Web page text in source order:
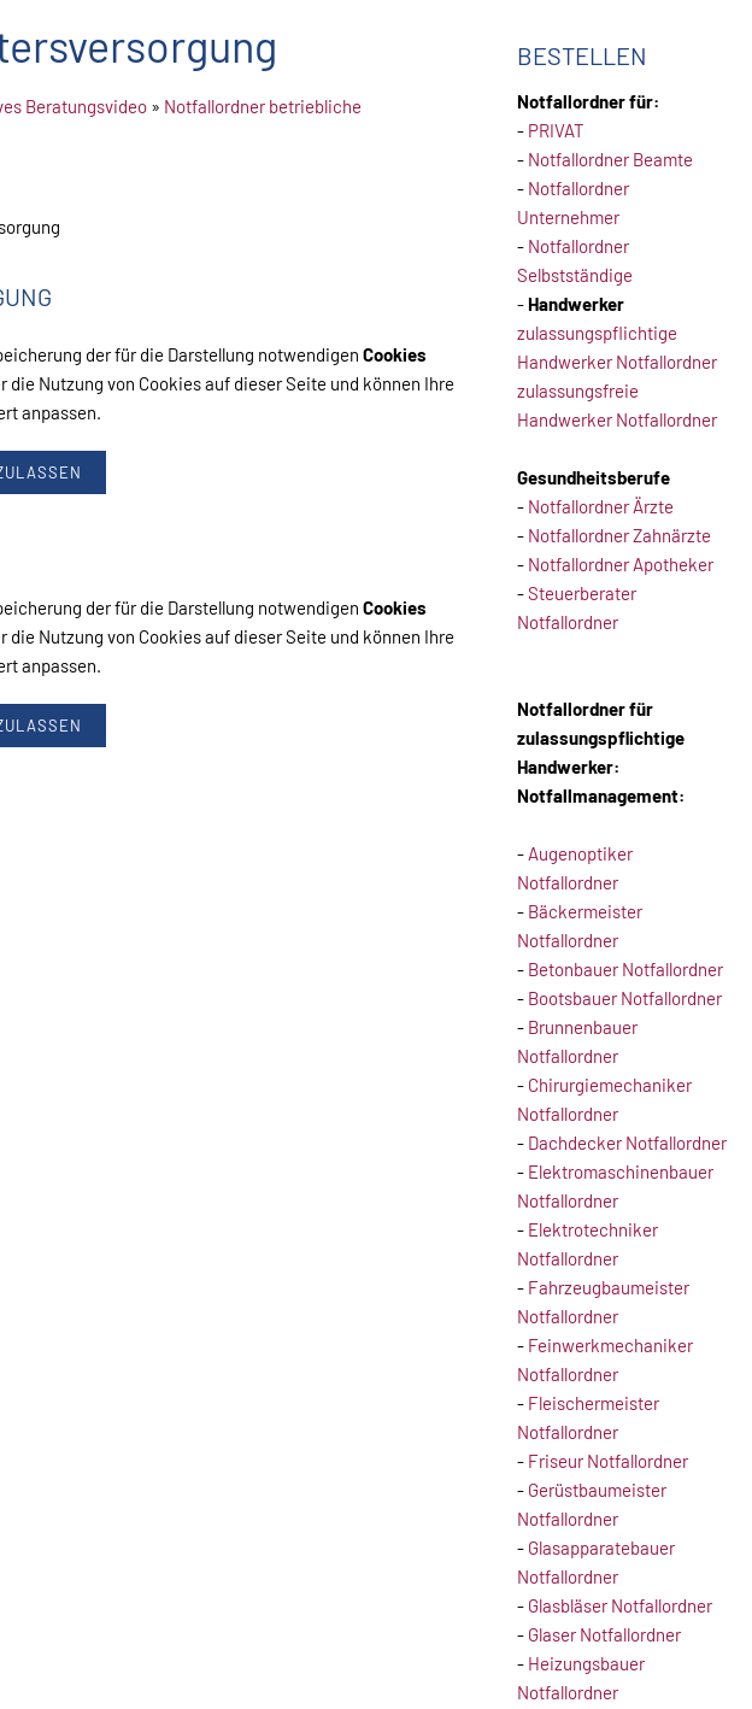
Beratungsvideo» Notfallordner betriebliche
der für die Darstellung notwendigen Cookies
die Nutzung von Cookies auf dieser Seite und können Ihre
anpassen.
der für die Darstellung notwendigen Cookies
die Nutzung von Cookies auf dieser Seite und können Ihre
anpassen.
BESTELLEN
Notfallordner für:
- PRIVAT
- Notfallordner Beamte
- Notfallordner
Unternehmer
- Notfallordner
Selbstständige
- Handwerker
zulassungspflichtige
Handwerker Notfallordner
zulassungsfreie
Handwerker Notfallordner
Gesundheitsberufe
- Notfallordner Ärzte
- Notfallordner Zahnärzte
- Notfallordner Apotheker
-Steuerberater
Notfallordner
Notfallordner für
zulassungspflichtige
Handwerker:
Notfallmanagement:
- Augenoptiker
Notfallordner
- Bäckermeister
Notfallordner
- Betonbauer Notfallordner
- Bootsbauer Notfallordner
- Brunnenbauer
Notfallordner
- Chirurgiemechaniker
Notfallordner
- Dachdecker Notfallordner
- Elektromaschinenbauer
Notfallordner
- Elektrotechniker
Notfallordner
- Fahrzeugbaumeister
Notfallordner
- Feinwerkmechaniker
Notfallordner
- Fleischermeister
Notfallordner
- Friseur Notfallordner
- Gerüstbaumeister
Notfallordner
- Glasapparatebauer
Notfallordner
- Glasbläser Notfallordner
- Glaser Notfallordner
- Heizungsbauer
Notfallordner